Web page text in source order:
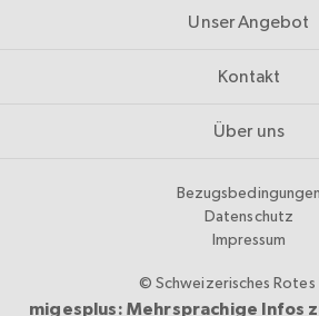
Unser Angebot
Kontakt
Über uns
Bezugsbedingungen
Datenschutz
Impressum
© Schweizerisches Rotes
migesplus: Mehrsprachige Infos